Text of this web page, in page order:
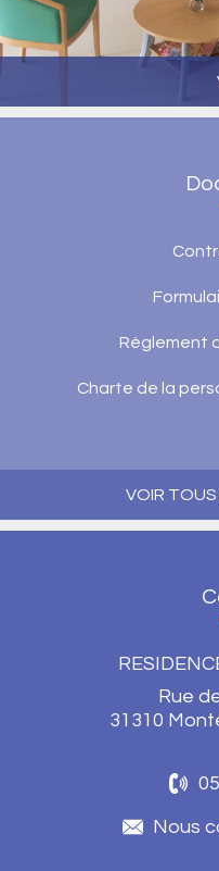
Règlement
Charte de la
VOIR
Rue
31310
Nous